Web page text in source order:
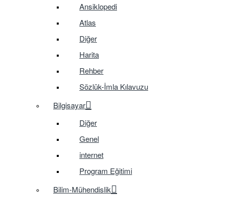
Ansiklopedi
Atlas
Diğer
Harita
Rehber
Sözlük-İmla Kılavuzu
Bilgisayar
Diğer
Genel
internet
Program Eğitimi
Bilim-Mühendislik